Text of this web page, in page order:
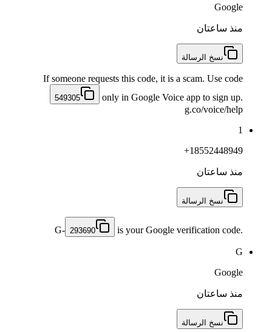
Google
منذ ساعتان
نسخ الرسالة
If someone requests this code, it is a scam. Use code
549305
only in Google Voice app to sign up.
g.co/voice/help
1
+18552448949
منذ ساعتان
نسخ الرسالة
G- 293690 is your Google verification code.
G
Google
منذ ساعتان
نسخ الرسالة